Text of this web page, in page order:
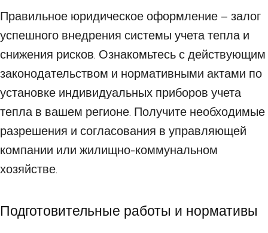
Правильное юридическое оформление – залог
успешного внедрения системы учета тепла и
снижения рисков. Ознакомьтесь с действующим
законодательством и нормативными актами по
установке индивидуальных приборов учета
тепла в вашем регионе. Получите необходимые
разрешения и согласования в управляющей
компании или жилищно-коммунальном
хозяйстве.
Подготовительные работы и нормативы